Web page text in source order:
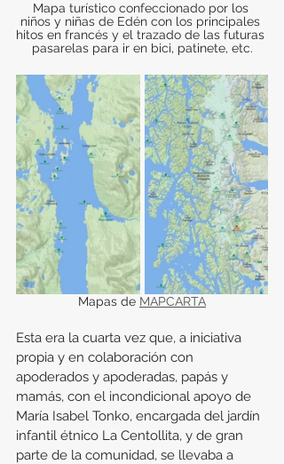
Mapa turístico confeccionado por los
niños y niñas de Edén con los principales
hitos en francés y el trazado de las futuras
pasarelas para ir en bici, patinete, etc.
Mapas de MAPCARTA
Esta era la cuarta vez que, a iniciativa
propia y en colaboración con
apoderados y apoderadas, papás y
mamás, con el incondicional apoyo de
María Isabel Tonko, encargada del jardín
infantil étnico La Centollita, y de gran
parte de la comunidad, se llevaba a